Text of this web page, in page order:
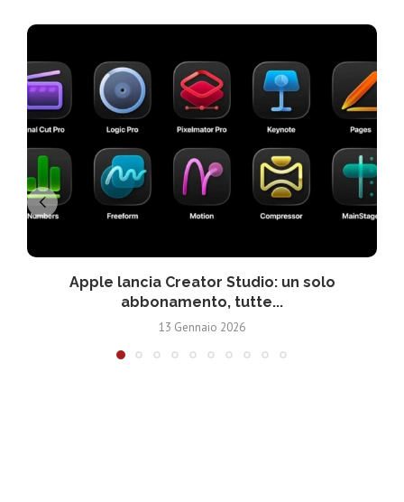
Apple lancia Creator Studio: un solo
abbonamento, tutte...
13 Gennaio 2026